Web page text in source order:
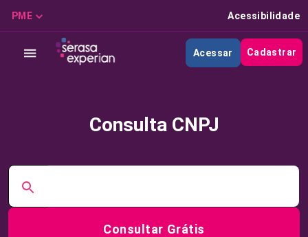
PME Acessibilidade
Acessar Cadastrar
Consulta CNPJ
Consultar Grátis